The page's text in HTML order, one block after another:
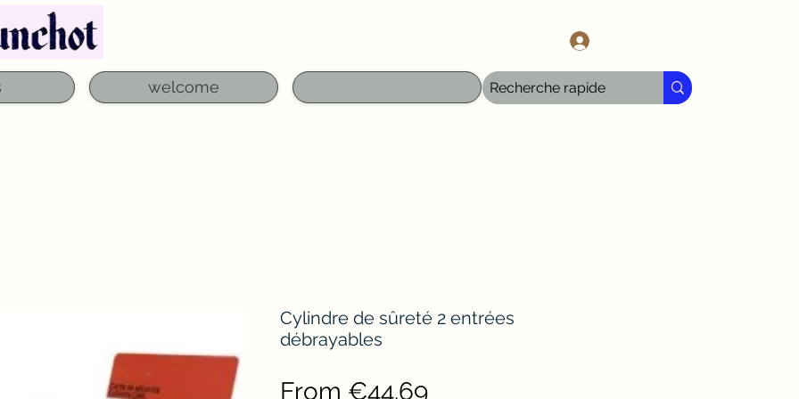
welcome
Cylindre de sûreté 2 entrées
débrayables
From €44.69Sale